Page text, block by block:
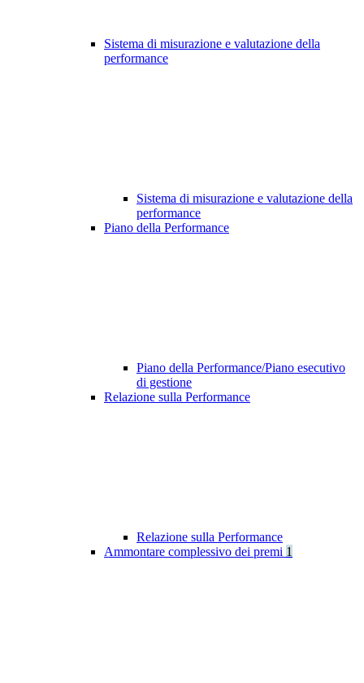
Sistema di misurazione e valutazione della
performance
Sistema di misurazione e valutazione della
performance
Piano della Performance
Piano della Performance/Piano esecutivo
di gestione
Relazione sulla Performance
Relazione sulla Performance
Ammontare complessivo dei premi 1